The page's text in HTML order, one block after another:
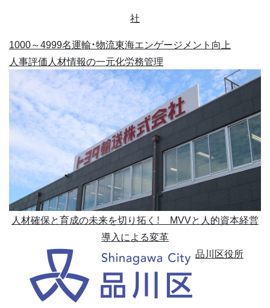
社
1000～4999名運輸・物流東海エンゲージメント向上
人事評価人材情報の一元化労務管理
人材確保と育成の未来を切り拓く！ MVVと人的資本経営
導入による変革
品川区役所